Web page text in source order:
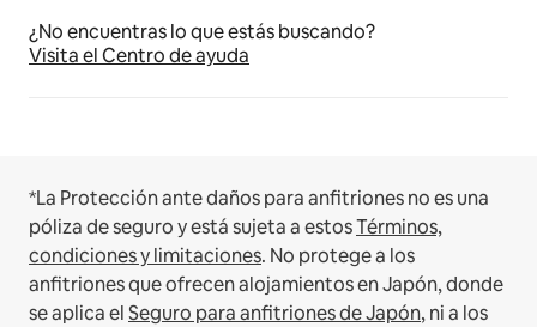
¿No encuentras lo que estás buscando?
Visita el Centro de ayuda
*La Protección ante daños para anfitriones no es una
póliza de seguro y está sujeta a estosTérminos,
condiciones y limitaciones. No protege a los
anfitriones que ofrecen alojamientos en Japón, donde
se aplica elSeguro para anfitriones de Japón, ni a los